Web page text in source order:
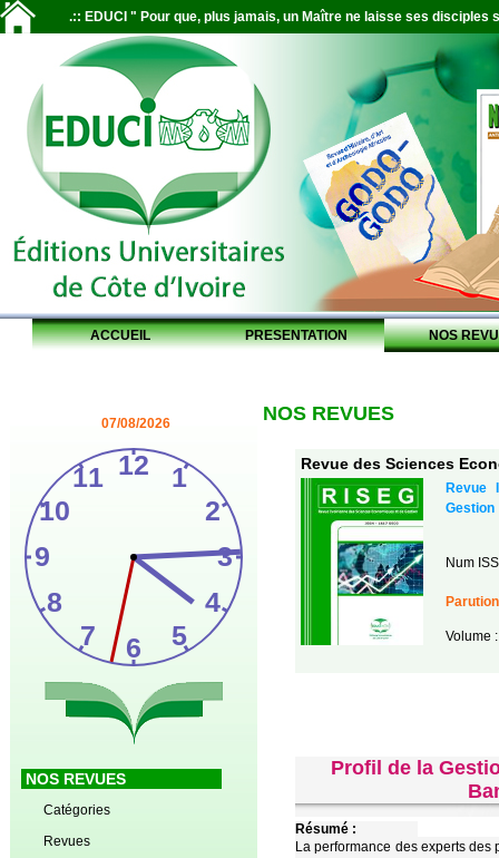
.:: EDUCI " Pour que, plus jamais, un Maître ne laisse ses disciples
ACCUEIL PRESENTATION NOS
07/08/2026
NOS REVUES
Catégories
Revues
NOS REVUES
Revue des Sciences
Revue
Gestion
Num
Volume
Profil de la
Résumé :
La performance des experts